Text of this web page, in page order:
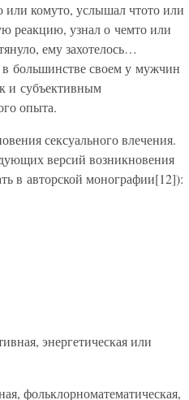
или комуто, услышал чтото или
реакцию, узнал о чемто или
ему захотелось…
в большинстве своем у мужчин
и субъективным
опыта.
сексуального влечения.
версий возникновения
в авторской монографии[12]):
энергетическая или
фольклорноматематическая,